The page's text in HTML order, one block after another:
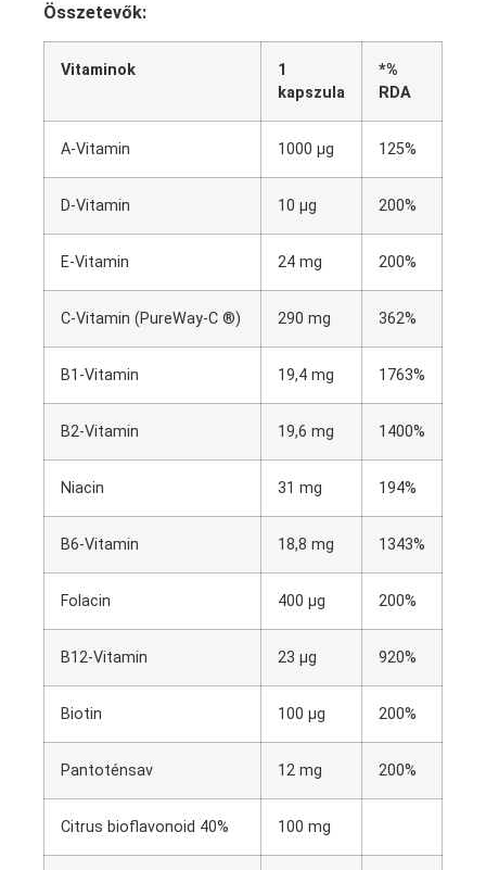
Összetevők:
Vitaminok
1
kapszula
*%
RDA
A-Vitamin 1000 µg 125%
D-Vitamin 10 µg 200%
E-Vitamin 24 mg 200%
C-Vitamin (PureWay-C ®) 290 mg 362%
B1-Vitamin 19,4 mg 1763%
B2-Vitamin 19,6 mg 1400%
Niacin 31 mg 194%
B6-Vitamin 18,8 mg 1343%
Folacin 400 µg 200%
B12-Vitamin 23 µg 920%
Biotin 100 µg 200%
Pantoténsav 12 mg 200%
Citrus bioflavonoid 40% 100 mg